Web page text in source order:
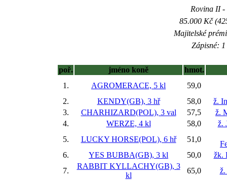
Rovina II -
85.000 Kč
Majitelské
Zápisné:
poř. jméno koně
hmot.
1.
AGROMERACE, 5 kl
59,0
2.
KENDY(GB), 3 hř 58,0
ž.
3.
CHARHIZARD(POL), 3 val 57,5
ž.
4.
WERZE, 4 kl 58,0
ž.
5.
LUCKY HORSE(POL), 6 hř 51,0
6.
YES BUBBA(GB), 3 kl 50,0
žk.
7.
RABBIT KYLLACHY(GB), 3
kl
65,0
ž.